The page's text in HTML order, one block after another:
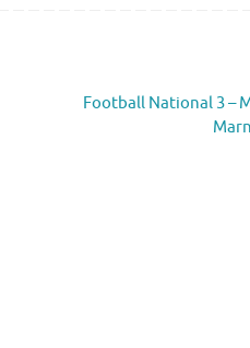
Football National 3 –